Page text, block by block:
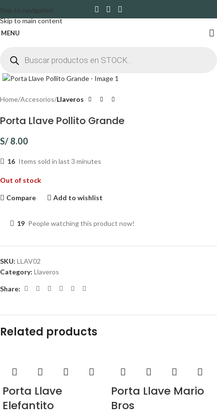
Skip to navigation
Skip to main content
MENU
Click to enlarge
Home Accesorios Llaveros
Porta Llave Pollito Grande
S/ 8.00
16 Items sold in last 3 minutes
Out of stock
Compare Add to wishlist
19 People watching this product now!
SKU: LLAV02
Category: Llaveros
Share:
Related products
Porta Llave
Elefantito
Porta Llave Mario
Bros